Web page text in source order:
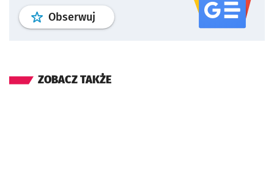
Obserwuj profil serwisu
ZOBACZ TAKŻE